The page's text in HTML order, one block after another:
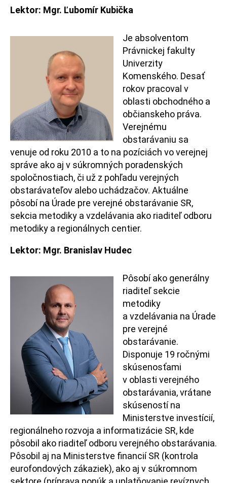
Lektor: Mgr. Ľubomír Kubička
Je absolventom
Právnickej fakulty
Univerzity
Komenského. Desať
rokov pracoval v
oblasti obchodného a
občianskeho práva.
Verejnému
obstarávaniu sa
venuje od roku 2010 a to na pozíciách vo verejnej
správe ako aj v súkromných poradenských
spoločnostiach, či už z pohľadu verejných
obstarávateľov alebo uchádzačov. Aktuálne
pôsobí na Úrade pre verejné obstarávanie SR,
sekcia metodiky a vzdelávania ako riaditeľ odboru
metodiky a regionálnych centier.
Lektor: Mgr. Branislav Hudec
Pôsobí ako generálny
riaditeľ sekcie
metodiky
a vzdelávania na Úrade
pre verejné
obstarávanie.
Disponuje 19 ročnými
skúsenosťami
v oblasti verejného
obstarávania, vrátane
skúseností na
Ministerstve investícií,
regionálneho rozvoja a informatizácie SR, kde
pôsobil ako riaditeľ odboru verejného obstarávania.
Pôsobil aj na Ministerstve financií SR (kontrola
eurofondových zákaziek), ako aj v súkromnom